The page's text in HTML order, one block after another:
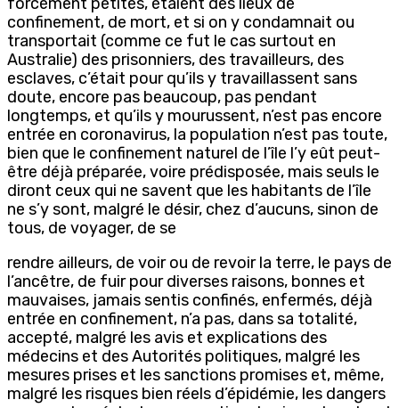
confinement, de mort, et si on y condamnait ou
transportait (comme ce fut le cas surtout en
Australie) des prisonniers, des travailleurs, des
esclaves, c’était pour qu’ils y travaillassent sans
doute, encore pas beaucoup, pas pendant
longtemps, et qu’ils y mourussent, n’est pas encore
entrée en coronavirus, la population n’est pas toute,
bien que le confinement naturel de l’île l’y eût peut-
être déjà préparée, voire prédisposée, mais seuls le
diront ceux qui ne savent que les habitants de l’île
ne s’y sont, malgré le désir, chez d’aucuns, sinon de
tous, de voyager, de se
rendre ailleurs, de voir ou de revoir la terre, le pays de
l’ancêtre, de fuir pour diverses raisons, bonnes et
mauvaises, jamais sentis confinés, enfermés, déjà
entrée en confinement, n’a pas, dans sa totalité,
accepté, malgré les avis et explications des
médecins et des Autorités politiques, malgré les
mesures prises et les sanctions promises et, même,
malgré les risques bien réels d’épidémie, les dangers